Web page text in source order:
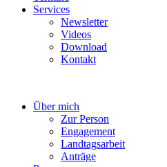
Services
Newsletter
Videos
Download
Kontakt
Über mich
Zur Person
Engagement
Landtagsarbeit
Anträge